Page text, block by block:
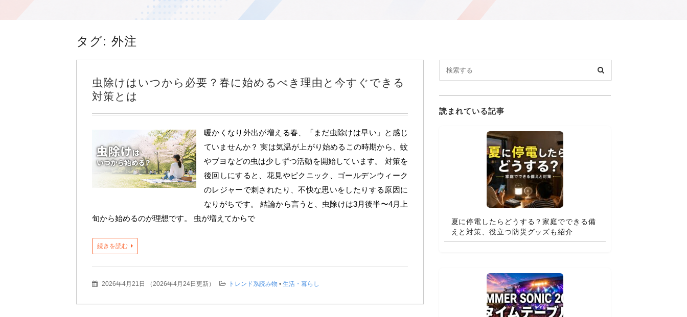
タグ: 外注
虫除けはいつから必要？春に始めるべき理由と今すぐできる
対策とは
暖かくなり外出が増える春、「まだ虫除けは早い」と感じ
ていませんか？ 実は気温が上がり始めるこの時期から、蚊
やブヨなどの虫は少しずつ活動を開始しています。 対策を
後回しにすると、花見やピクニック、ゴールデンウィーク
のレジャーで刺されたり、不快な思いをしたりする原因に
なりがちです。 結論から言うと、虫除けは3月後半〜4月上
旬から始めるのが理想です。 虫が増えてからで
続きを読む
2026年4月21日 （2026年4月24日更新） トレンド系読み物 • 生活・暮らし
読まれている記事
夏に停電したらどうする？家庭でできる備
えと対策、役立つ防災グッズも紹介